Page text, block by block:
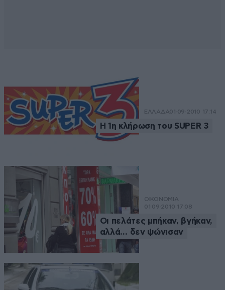
ΕΛΛΑΔΑ01·09·2010 17:14
Η 1η κλήρωση του SUPER 3
ΟΙΚΟΝΟΜΙΑ
01·09·2010 17:08
Οι πελάτες μπήκαν, βγήκαν,
αλλά… δεν ψώνισαν